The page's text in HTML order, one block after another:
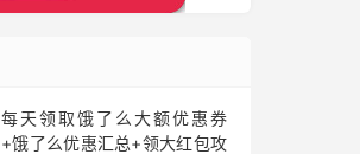
每天领取饿了么大额优惠券
+饿了么优惠汇总+领大红包攻